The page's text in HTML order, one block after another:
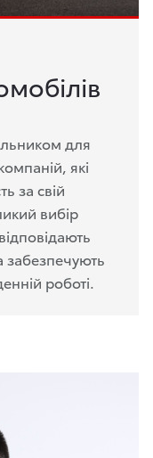
для
які
за свій
вибір
забезпечують
роботі.